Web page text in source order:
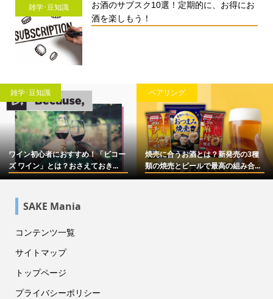
雑学･豆知識
お酒のサブスク10選！定期的に、お得にお
酒を楽しもう！
雑学･豆知識
ワイン初心者におすすめ！「ビコー
ズ ワイン」とは？おさえておき...
ペアリング
焼売に合うお酒とは？新発売の3種
類の焼売とビールで最高の組み合...
SAKE Mania
コンテンツ一覧
サイトマップ
トップページ
プライバシーポリシー